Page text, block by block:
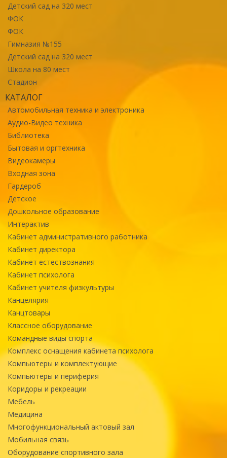
Детский сад на 320 мест
ФОК
ФОК
Гимназия №155
Детский сад на 320 мест
Школа на 80 мест
Стадион
КАТАЛОГ
Автомобильная техника и электроника
Аудио-Видео техника
Библиотека
Бытовая и оргтехника
Видеокамеры
Входная зона
Гардероб
Детское
Дошкольное образование
Интерактив
Кабинет административного работника
Кабинет директора
Кабинет естествознания
Кабинет психолога
Кабинет учителя физкультуры
Канцелярия
Канцтовары
Классное оборудование
Командные виды спорта
Комплекс оснащения кабинета психолога
Компьютеры и комплектующие
Компьютеры и периферия
Коридоры и рекреации
Мебель
Медицина
Многофункциональный актовый зал
Мобильная связь
Оборудование спортивного зала